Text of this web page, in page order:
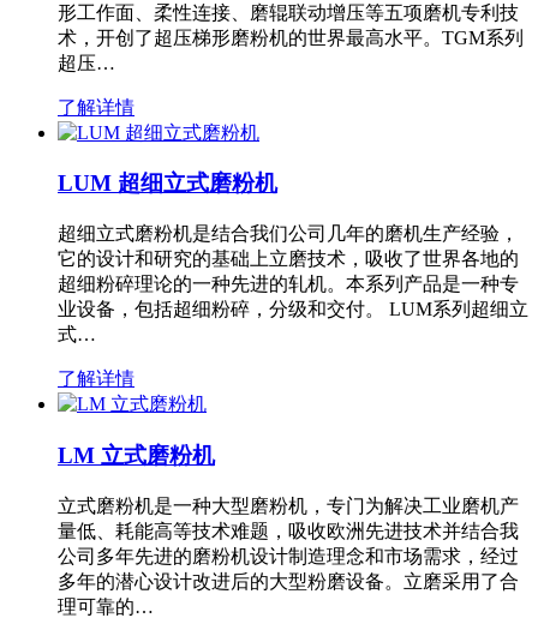
形工作面、柔性连接、磨辊联动增压等五项磨机专利技
术，开创了超压梯形磨粉机的世界最高水平。TGM系列
超压…
了解详情
LUM 超细立式磨粉机
超细立式磨粉机是结合我们公司几年的磨机生产经验，
它的设计和研究的基础上立磨技术，吸收了世界各地的
超细粉碎理论的一种先进的轧机。本系列产品是一种专
业设备，包括超细粉碎，分级和交付。 LUM系列超细立
式…
了解详情
LM 立式磨粉机
立式磨粉机是一种大型磨粉机，专门为解决工业磨机产
量低、耗能高等技术难题，吸收欧洲先进技术并结合我
公司多年先进的磨粉机设计制造理念和市场需求，经过
多年的潜心设计改进后的大型粉磨设备。立磨采用了合
理可靠的…